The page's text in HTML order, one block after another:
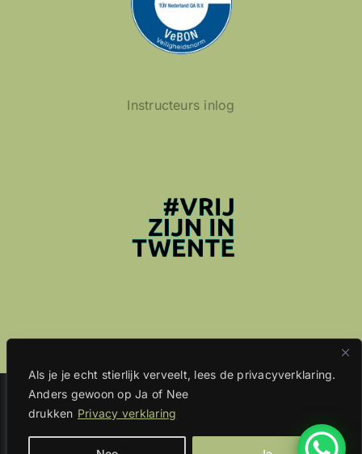
Als je je echt stierlijk verveelt, lees de privacyverklaring.
Anders gewoon op Ja of Nee
drukken Privacy verklaring
Instructeurs inlog
Copyright2026 | All Rights Reserved | Website
Niels.Support